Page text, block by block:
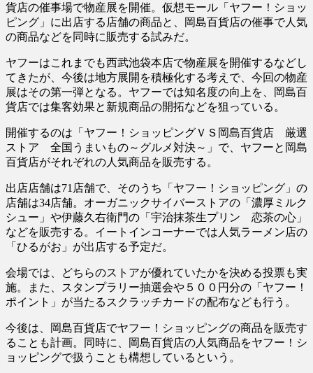
貨店の催事場で物産展を開催。仮想モール「ヤフー！ショッ
ピング」に出店する店舗の商品と、岡島百貨店の催事で人気
の商品などを同時に販売する試みだ。
ヤフーはこれまでも西武池袋本店で物産展を開催するなどし
てきたが、今後は地方展開を積極化する考えで、今回の物産
展はその第一弾となる。ヤフーでは知名度の向上を、岡島百
貨店では集客効果と新規商品の開拓などを狙っている。
開催するのは「ヤフー！ショッピングＶＳ岡島百貨店 厳選
ストア 全国うまいもの～グルメ対決～」で、ヤフーと岡島
百貨店がそれぞれの人気商品を販売する。
出店店舗は71店舗で、そのうち「ヤフー！ショッピング」の
店舗は34店舗。オーガニックサイバーストアの「濃厚ミルク
シュー」や伊藤久右衛門の「宇治抹茶生プリン 恋茶の心」
などを販売する。イートインコーナーでは人気ラーメン店の
「ひるがお」が出店する予定だ。
会場では、どちらのストアが優れていたかを決める投票も実
施。また、スタンプラリー抽選会や５００円分の「ヤフー！
ポイント」が当たるスクラッチカードの配布なども行う。
今後は、岡島百貨店でヤフー！ショッピングの商品を販売す
ることも計画。同時に、岡島百貨店の人気商品をヤフー！シ
ョッピングで扱うことも構想しているという。